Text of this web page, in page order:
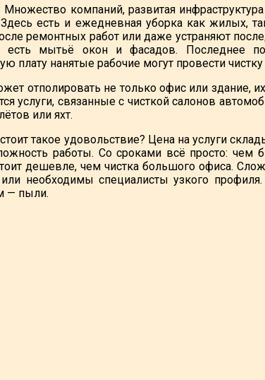
Множество компаний, развитая
Здесь есть и ежедневная уборка как жилых,
ремонтных работ или даже устраняют
есть мытьё окон и фасадов. Последнее
плату нанятые рабочие могут провести
отполировать не только офис или здание, их
услуги, связанные с чисткой салонов
или яхт.
такое удовольствие? Цена на услуги
работы. Со сроками всё просто:
дешевле, чем чистка большого офиса.
необходимы специалисты узкого
— пыли.